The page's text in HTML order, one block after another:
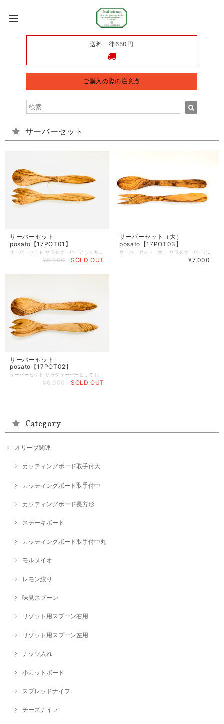
送料一律650円
ご購入の際の注意点
サーバーセット
サーバーセット
posato【17POT01】
¥6,000 SOLD OUT
サーバーセット（大）
posato【17POT03】
¥7,000
サーバーセット
posato【17POT02】
¥6,000 SOLD OUT
Category
オリーブ関連
カッティングボード取手付大
カッティングボード取手付中
カッティングボード長方形
ステーキボード
カッティングボード取手付中丸
モルタイオ
レモン絞り
味見スプーン
リゾット用スプーン右用
リゾット用スプーン左用
ナッツ入れ
小カットボード
スプレッドナイフ
チーズナイフ